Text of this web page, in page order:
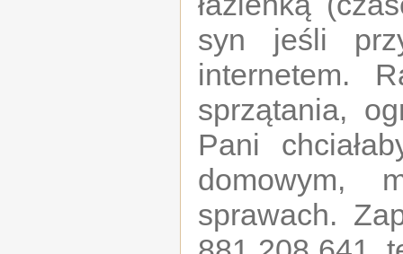
syn jeśli
internetem.
sprzątania,
Pani
domowym,
sprawach.